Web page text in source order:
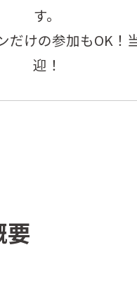
す。
だけの参加もOK！
迎！
要